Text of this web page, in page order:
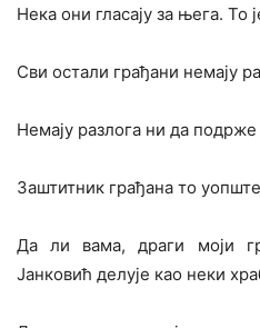
Нека они гласају за њега. То
Сви остали грађани немају
Немају разлога ни да
Заштитник грађана то
Да ли вама, драги моји
Јанковић делује као неки